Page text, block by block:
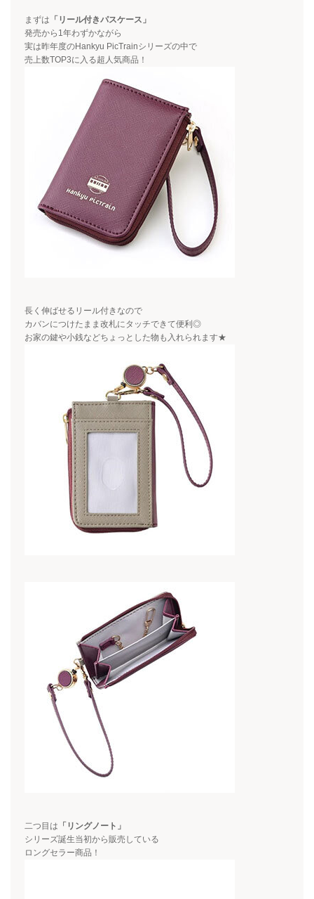
まずは 「リール付きパスケース」
発売から 1年わずかながら
実は昨年度のHankyu PicTrainシリーズの中で
売上数TOP3に入る超人気商品！
長く伸ばせるリール付きなので
カバンにつけたまま改札にタッチできて便利◎
お家の鍵や小銭などちょっとした物も入れられます★
二つ目は 「リングノート」
シリーズ誕生当初から販売している
ロングセラー商品！